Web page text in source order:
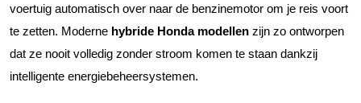
voertuig automatisch over naar de benzinemotor om je reis voort
te zetten. Moderne hybride Honda modellen zijn zo ontworpen
dat ze nooit volledig zonder stroom komen te staan dankzij
intelligente energiebeheersystemen.